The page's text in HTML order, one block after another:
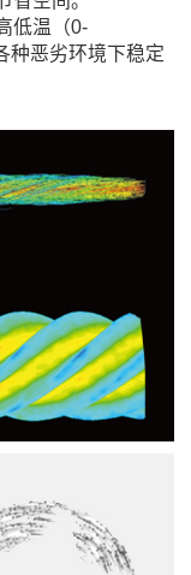
低温（0-
种恶劣环境下稳定